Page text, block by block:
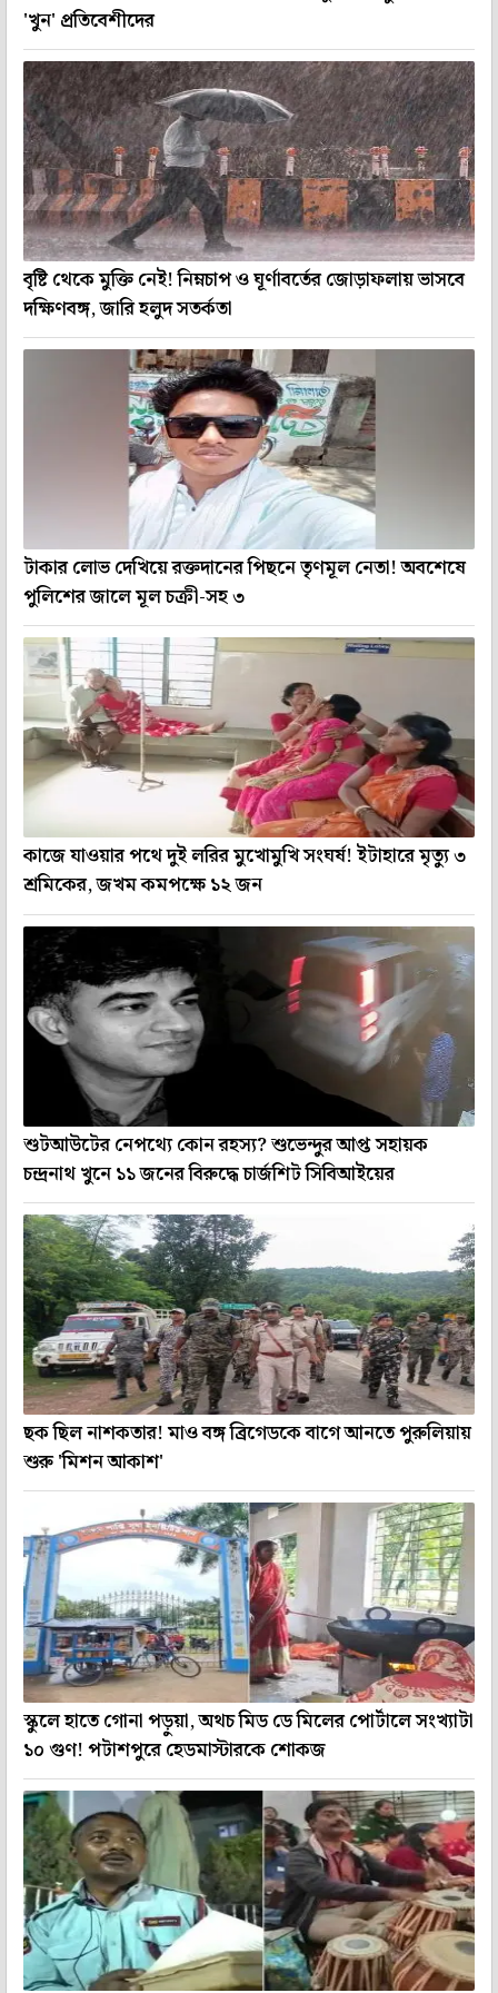
'খুন' প্রতিবেশীদের
বৃষ্টি থেকে মুক্তি নেই! নিম্নচাপ ও ঘূর্ণাবর্তের জোড়াফলায় ভাসবে
দক্ষিণবঙ্গ, জারি হলুদ সতর্কতা
টাকার লোভ দেখিয়ে রক্তদানের পিছনে তৃণমূল নেতা! অবশেষে
পুলিশের জালে মূল চক্রী-সহ ৩
কাজে যাওয়ার পথে দুই লরির মুখোমুখি সংঘর্ষ! ইটাহারে মৃত্যু ৩
শ্রমিকের, জখম কমপক্ষে ১২ জন
শুটআউটের নেপথ্যে কোন রহস্য? শুভেন্দুর আপ্ত সহায়ক
চন্দ্রনাথ খুনে ১১ জনের বিরুদ্ধে চার্জশিট সিবিআইয়ের
ছক ছিল নাশকতার! মাও বঙ্গ ব্রিগেডকে বাগে আনতে পুরুলিয়ায়
শুরু 'মিশন আকাশ'
স্কুলে হাতে গোনা পড়ুয়া, অথচ মিড ডে মিলের পোর্টালে সংখ্যাটা
১০ গুণ! পটাশপুরে হেডমাস্টারকে শোকজ